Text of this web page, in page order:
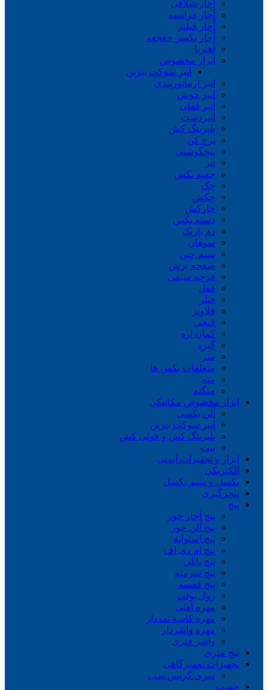
آچار شلاقی
آچار فرانسه
آچار فیلتر
آچار یکسر جغجغه
آهنربا
ابزار مخصوص
انبر سوکت بنزین
انبر آرماتوربندی
انبر جوش
انبر قفلی
انبردست
بلبرینگ کش
پرچ کن
پیچگوشتی
تبر
جعبه بکس
جک
چکش
خارکش
دسته بکس
دم باریک
سوهان
سیم چین
صفحه برش
فرچه سیمی
ففل
فیلر
قلاویز
قیچی
کمان اره
گیره
متر
متعلقات بکس ها
مته
منگنه
ابزار مخصوص مکانیکی
آلن بکسی
انبر سوکت بنزین
بلبرینگ کش و فولی کش
بیت
ابزار و تجهیزات ایمنی
الکتریکی
بکسل و سیم بکسل
پنچرگیری
پیچ
پیچ آچار خور
پیچ آلن خور
پیچ استوانه
پیچ ام دی اف
پیچ پانلی
پیچ سرمته
پیچ قفسه
رول بولت
مهره آهنی
مهره کاسه نمددار
مهره واشردار
واشر فنری
پیچ متری
تجهیزات تعمیرگاهی
سری گریس پمپ
چسب